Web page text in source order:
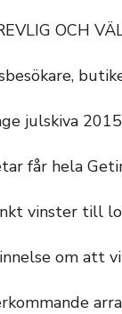
OCH
julskiva
får hela
vinster till
om att